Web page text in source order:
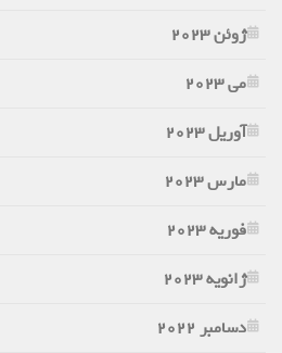
ژوئن 2023
می 2023
آوریل 2023
مارس 2023
فوریه 2023
ژانویه 2023
دسامبر 2022